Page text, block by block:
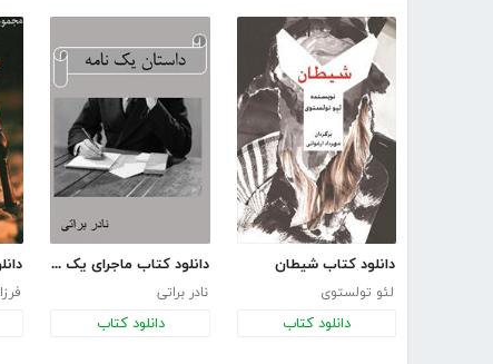
دانلود کتاب شیطان
لئو تولستوی
دانلود کتاب
دانلود کتاب ماجرای یک نامه
نادر براتی
دانلود کتاب